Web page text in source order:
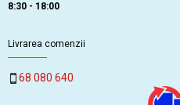
8:30 - 18:00
Livrarea comenzii
68 080 640